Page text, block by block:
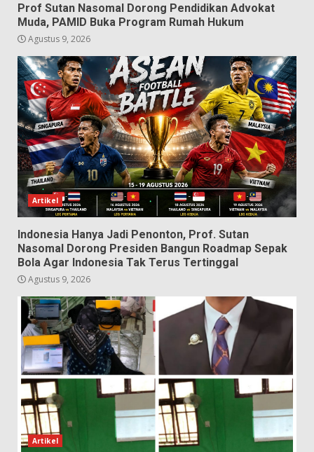
Prof Sutan Nasomal Dorong Pendidikan Advokat
Muda, PAMID Buka Program Rumah Hukum
Agustus 9, 2026
Artikel
Indonesia Hanya Jadi Penonton, Prof. Sutan
Nasomal Dorong Presiden Bangun Roadmap Sepak
Bola Agar Indonesia Tak Terus Tertinggal
Agustus 9, 2026
Artikel